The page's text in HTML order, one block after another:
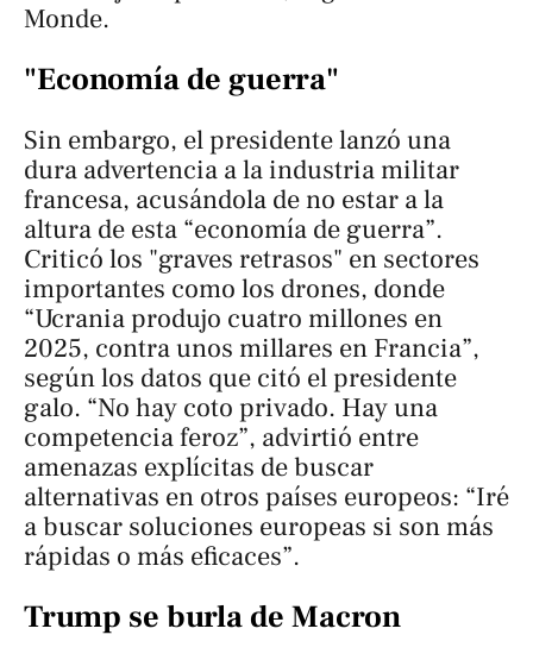
Monde.
"Economía de guerra"
Sin embargo, el presidente lanzó una
dura advertencia a la industria militar
francesa, acusándola de no estar a la
altura de esta “economía de guerra”.
Criticó los "graves retrasos" en sectores
importantes como los drones, donde
“Ucrania produjo cuatro millones en
2025, contra unos millares en Francia”,
según los datos que citó el presidente
galo. “No hay coto privado. Hay una
competencia feroz”, advirtió entre
amenazas explícitas de buscar
alternativas en otros países europeos: “Iré
a buscar soluciones europeas si son más
rápidas o más eficaces”.
Trump se burla de Macron